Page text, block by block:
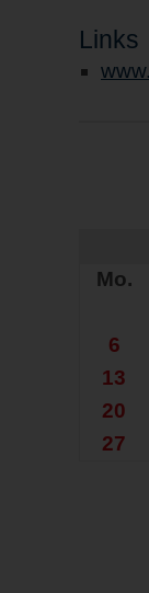
Links
Mo.
6
13
20
27